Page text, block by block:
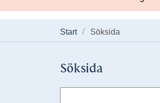
Start Söksida
Söksida